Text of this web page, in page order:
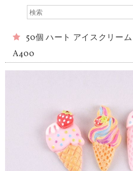
50個 ハート アイスクリー
A400